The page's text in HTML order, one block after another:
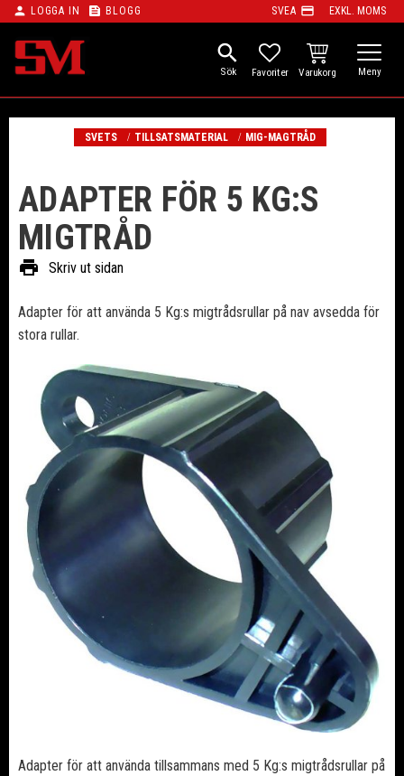
Meny
person LOGGA IN feed BLOGG SVEA payment EXKL. MOMS
search
FAVORITER
KUNDVAGN
SVETS TILLSATSMATERIAL MIG-MAGTRÅD
ADAPTER FÖR 5 KG:S
MIGTRÅD
print Skriv ut sidan
Adapter för att använda 5 Kg:s migtrådsrullar på nav avsedda för
stora rullar.
Adapter för att använda tillsammans med 5 Kg:s migtrådsrullar på